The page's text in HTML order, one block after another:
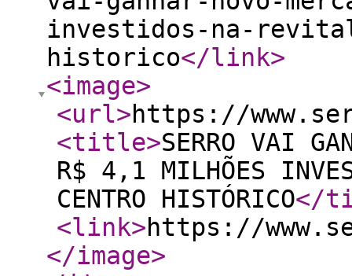
investidos-na-
historico</link>
<image>
<url>https://
<title>SERRO VAI
R$ 4,1 MILHÕES
CENTRO HISTÓRICO</
<link>https://
</image>